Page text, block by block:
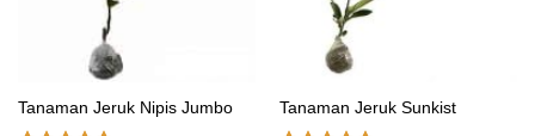
Tanaman Jeruk Nipis Jumbo Tanaman Jeruk Sunkist